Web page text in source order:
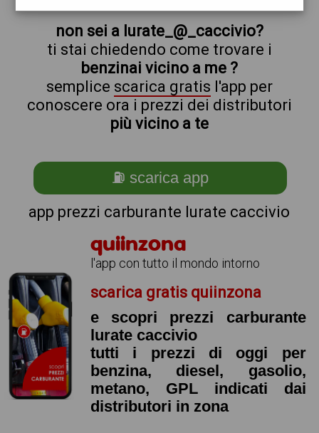
non sei a lurate_@_caccivio?
ti stai chiedendo come trovare i
benzinai vicino a me ?
semplice scarica gratis l'app per
conoscere ora i prezzi dei distributori
più vicino a te
⛽ scarica app
app prezzi carburante lurate caccivio
quiinzona
l'app con tutto il mondo intorno
scarica gratis quiinzona
e scopri prezzi carburante
lurate caccivio
tutti i prezzi di oggi per
benzina, diesel, gasolio,
metano, GPL indicati dai
distributori in zona